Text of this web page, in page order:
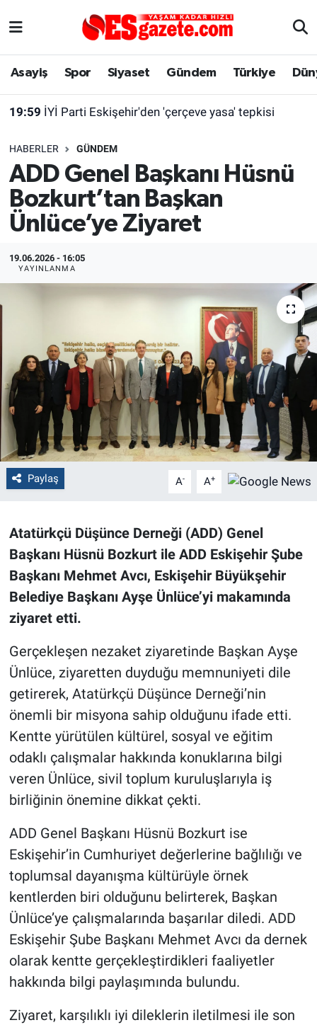
Asayiş Spor Siyaset Gündem Türkiye
19:59 İYİ Parti Eskişehir'den 'çerçeve yasa' tepkisi
HABERLER GÜNDEM
ADD Genel Başkanı Hüsnü
Bozkurt’tan Başkan
Ünlüce’ye Ziyaret
19.06.2026 - 16:05
YAYINLANMA
Paylaş A- A+
Atatürkçü Düşünce Derneği (ADD) Genel
Başkanı Hüsnü Bozkurt ile ADD Eskişehir Şube
Başkanı Mehmet Avcı, Eskişehir Büyükşehir
Belediye Başkanı Ayşe Ünlüce’yi makamında
ziyaret etti.
Gerçekleşen nezaket ziyaretinde Başkan Ayşe
Ünlüce, ziyaretten duyduğu memnuniyeti dile
getirerek, Atatürkçü Düşünce Derneği’nin
önemli bir misyona sahip olduğunu ifade etti.
Kentte yürütülen kültürel, sosyal ve eğitim
odaklı çalışmalar hakkında konuklarına bilgi
veren Ünlüce, sivil toplum kuruluşlarıyla iş
birliğinin önemine dikkat çekti.
ADD Genel Başkanı Hüsnü Bozkurt ise
Eskişehir’in Cumhuriyet değerlerine bağlılığı ve
toplumsal dayanışma kültürüyle örnek
kentlerden biri olduğunu belirterek, Başkan
Ünlüce’ye çalışmalarında başarılar diledi. ADD
Eskişehir Şube Başkanı Mehmet Avcı da dernek
olarak kentte gerçekleştirdikleri faaliyetler
hakkında bilgi paylaşımında bulundu.
Ziyaret, karşılıklı iyi dileklerin iletilmesi ile son
Asayiş
Gündem
Türkiye
Dünya
Sağlık
Yaşam
Eskişehirspor Arşivi
Eskişehir Arşivi
Röportaj
Ekonomi
Politika
Bilecik
Kütahya
Gezi
Genel
Yerel
Magazin
Eskişehir Nöbetçi Eczaneler
Süper Lig Puan Durumu ve Fikstür
Tüm Manşetler
Son Dakika Haberleri
Haber Arşivi